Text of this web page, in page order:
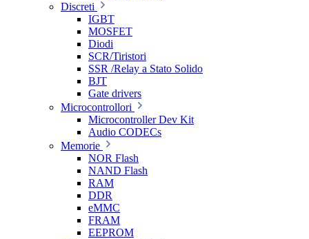
Discreti
IGBT
MOSFET
Diodi
SCR/Tiristori
SSR /Relay a Stato Solido
BJT
Gate drivers
Microcontrollori
Microcontroller Dev Kit
Audio CODECs
Memorie
NOR Flash
NAND Flash
RAM
DDR
eMMC
FRAM
EEPROM